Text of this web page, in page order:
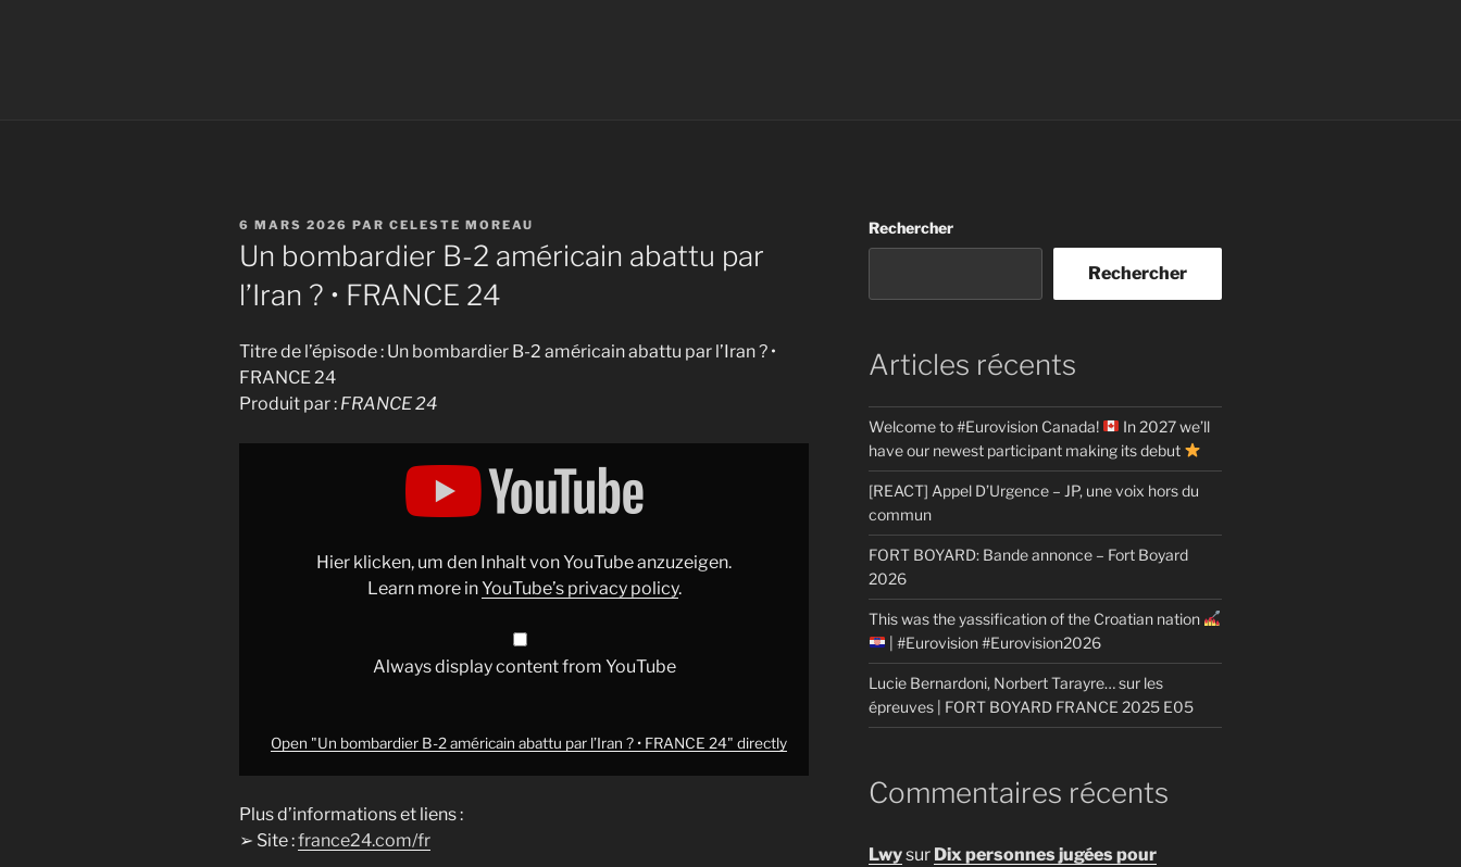
PUBLIÉ
LE
6 MARS 2026 PAR CELESTE MOREAU
Un bombardier B-2 américain abattu par
l’Iran ? • FRANCE 24
Titre de l’épisode : Un bombardier B-2 américain abattu par l’Iran ? •
FRANCE 24
Produit par : FRANCE 24
FRANCE
YouTube
Hier klicken, um den Inhalt von YouTube anzuzeigen.
Learn more inYouTube’s privacy policy.
Always display content from YouTube
Open "Un bombardier B-2 américain abattu par l’Iran ? • FRANCE 24" directly
Plus d’informations et liens :
➢ Site :france24.com/fr
Rechercher
Rechercher
Articles récents
Welcome to #Eurovision Canada!
In 2027 we’ll
have our newest participant making its debut
[REACT] Appel D’Urgence – JP, une voix hors du
commun
FORT BOYARD: Bande annonce – Fort Boyard
2026
This was the yassification of the Croatian nation
| #Eurovision #Eurovision2026
Lucie Bernardoni, Norbert Tarayre… sur les
épreuves | FORT BOYARD FRANCE 2025 E05
Commentaires récents
Lwysur Dix personnes jugées pour